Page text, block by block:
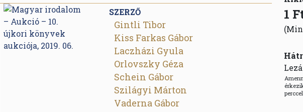
SZERZŐ
Gintli Tibor
Kiss Farkas Gábor
Laczházi Gyula
Orlovszky Géza
Schein Gábor
Szilágyi Márton
Vaderna Gábor
1